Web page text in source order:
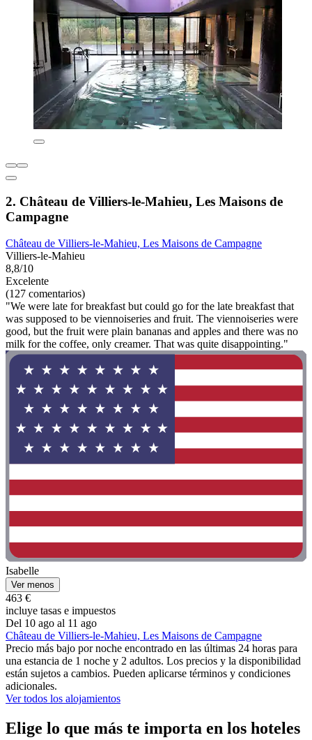
2. Château de Villiers-le-Mahieu, Les Maisons de
Campagne
Château de Villiers-le-Mahieu, Les Maisons de Campagne
Villiers-le-Mahieu
8,8/10
Excelente
(127 comentarios)
"We were late for breakfast but could go for the late breakfast that
was supposed to be viennoiseries and fruit. The viennoiseries were
good, but the fruit were plain bananas and apples and there was no
milk for the coffee, only creamer. That was quite disappointing."
Isabelle
Ver menos
463 €
incluye tasas e impuestos
Del 10 ago al 11 ago
Château de Villiers-le-Mahieu, Les Maisons de Campagne
Precio más bajo por noche encontrado en las últimas 24 horas para
una estancia de 1 noche y 2 adultos. Los precios y la disponibilidad
están sujetos a cambios. Pueden aplicarse términos y condiciones
adicionales.
Ver todos los alojamientos
Elige lo que más te importa en los hoteles